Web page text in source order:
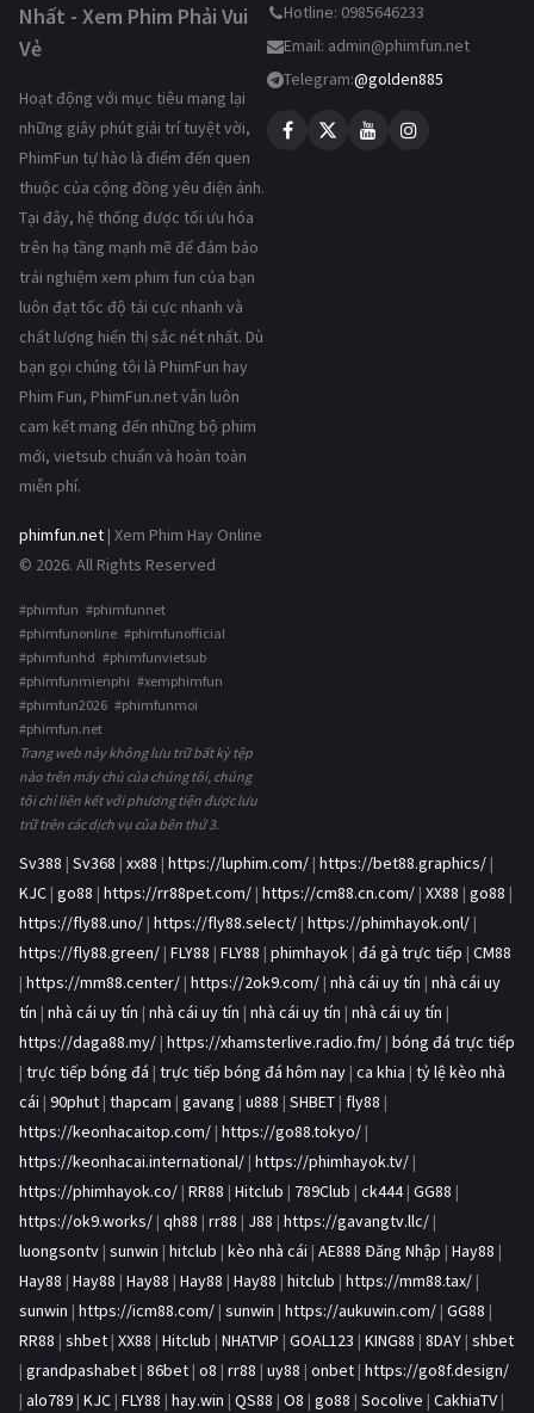
Nhất - Xem Phim Phải Vui
Vẻ
Hoạt động với mục tiêu mang lại
những giây phút giải trí tuyệt vời,
PhimFun tự hào là điểm đến quen
thuộc của cộng đồng yêu điện ảnh.
Tại đây, hệ thống được tối ưu hóa
trên hạ tầng mạnh mẽ để đảm bảo
trải nghiệm xem phim fun của bạn
luôn đạt tốc độ tải cực nhanh và
chất lượng hiển thị sắc nét nhất. Dù
bạn gọi chúng tôi là PhimFun hay
Phim Fun, PhimFun.net vẫn luôn
cam kết mang đến những bộ phim
mới, vietsub chuẩn và hoàn toàn
miễn phí.
phimfun.net | Xem Phim Hay Online
© 2026. All Rights Reserved
#phimfun #phimfunnet
#phimfunonline #phimfunofficial
#phimfunhd #phimfunvietsub
#phimfunmienphi #xemphimfun
#phimfun2026 #phimfunmoi
#phimfun.net
Trang web này không lưu trữ bất kỳ tệp
nào trên máy chủ của chúng tôi, chúng
tôi chỉ liên kết với phương tiện được lưu
trữ trên các dịch vụ của bên thứ 3.
Hotline: 0985646233
Email: admin@phimfun.net
Telegram:@golden885
Sv388 | Sv368 | xx88 | https://luphim.com/ | https://bet88.graphics/ |
KJC | go88 | https://rr88pet.com/ | https://cm88.cn.com/ | XX88 | go88 |
https://fly88.uno/ | https://fly88.select/ | https://phimhayok.onl/ |
https://fly88.green/ | FLY88 | FLY88 | phimhayok | đá gà trực tiếp | CM88
| https://mm88.center/ | https://2ok9.com/ | nhà cái uy tín | nhà cái uy
tín | nhà cái uy tín | nhà cái uy tín | nhà cái uy tín | nhà cái uy tín |
https://daga88.my/ | https://xhamsterlive.radio.fm/ | bóng đá trực tiếp
| trực tiếp bóng đá | trực tiếp bóng đá hôm nay | ca khia | tỷ lệ kèo nhà
cái | 90phut | thapcam | gavang | u888 | SHBET | fly88 |
https://keonhacaitop.com/ | https://go88.tokyo/ |
https://keonhacai.international/ | https://phimhayok.tv/ |
https://phimhayok.co/ | RR88 | Hitclub | 789Club | ck444| GG88 |
https://ok9.works/ | qh88 | rr88 | J88 | https://gavangtv.llc/ |
luongsontv | sunwin | hitclub | kèo nhà cái | AE888 Đăng Nhập | Hay88 |
Hay88 | Hay88 | Hay88 | Hay88 | Hay88 | hitclub | https://mm88.tax/ |
sunwin | https://icm88.com/ | sunwin | https://aukuwin.com/ | GG88 |
RR88 | shbet | XX88 | Hitclub | NHATVIP | GOAL123 | KING88 | 8DAY | shbet
| grandpashabet | 86bet | o8 | rr88 | uy88 | onbet | https://go8f.design/
| alo789 | KJC | FLY88 | hay.win | QS88 | O8 | go88 | Socolive | CakhiaTV |